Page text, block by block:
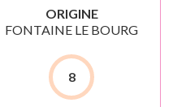
ORIGINE
FONTAINE LE BOURG
8